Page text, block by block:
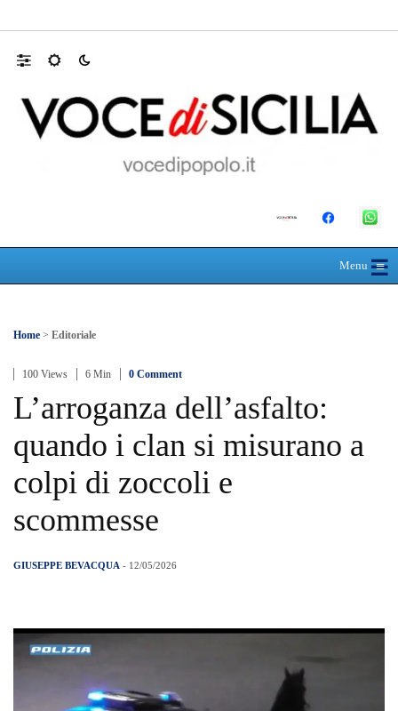
Menu≡
☰
Home > Editoriale
100 Views 6 Min 0 Comment
L’arroganza dell’asfalto:
quando i clan si misurano a
colpi di zoccoli e
scommesse
GIUSEPPE BEVACQUA - 12/05/2026